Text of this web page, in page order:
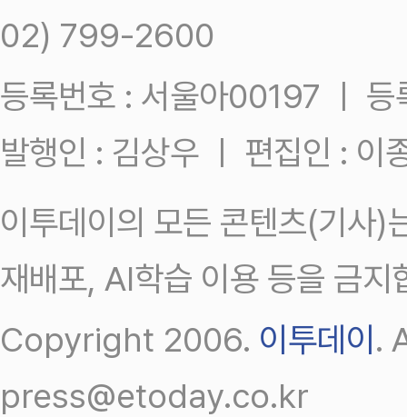
02) 799-2600
등록번호 : 서울아00197 ㅣ
발행인 : 김상우 ㅣ 편집인 : 이
이투데이의 모든 콘텐츠(기사)
재배포, AI학습 이용 등을 금지
Copyright 2006. 이투데이.
press@etoday.co.kr